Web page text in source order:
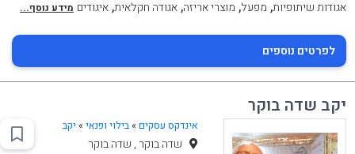
אגודות שיתופיות, מפעל, מוצרי אריזה,אגודה חקלאית,איגודים מידע נוסף...
לפרטים נוספים
יקב שדה בוקר
אינדקס עסקים »בילוי ופנאי» יקב
שדה בוקר , שדה בוקר